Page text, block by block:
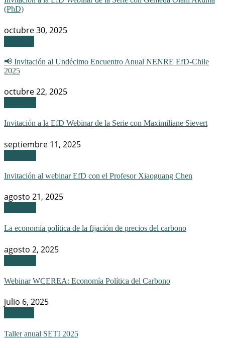
(PhD)
octubre 30, 2025
📢 Invitación al Undécimo Encuentro Anual NENRE EfD-Chile
2025
octubre 22, 2025
Invitación a la EfD Webinar de la Serie con Maximiliane Sievert
septiembre 11, 2025
Invitación al webinar EfD con el Profesor Xiaoguang Chen
agosto 21, 2025
La economía política de la fijación de precios del carbono
agosto 2, 2025
Webinar WCEREA: Economía Política del Carbono
julio 6, 2025
Taller anual SETI 2025